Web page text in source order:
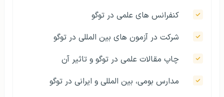
کنفرانس های علمی در توگو
شرکت در آزمون های بین المللی در توگو
چاپ مقالات علمی در توگو و تاثیر آن
مدارس بومی، بین المللی و ایرانی در توگو